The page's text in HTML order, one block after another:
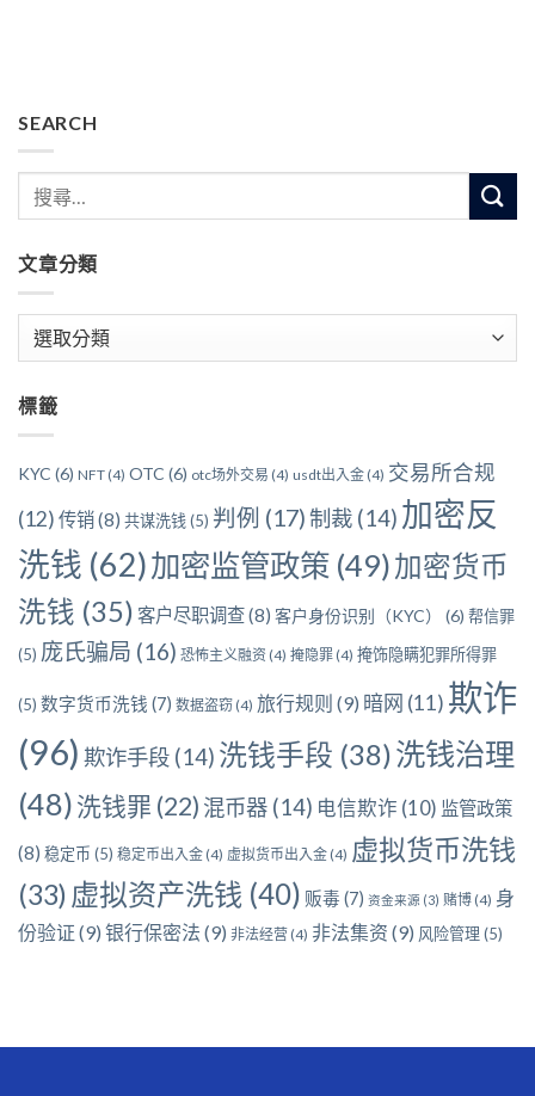
SEARCH
文章分類
類
標籤
KYC (6) NFT (4) OTC (6) otc场外交易 (4) usdt出入金 (4) 交易所合规
(12) 传销(8) 共谋洗钱(5) 判例 (17)制裁 (14) 加密反
洗钱 (62)加密监管政策 (49)加密货币
洗钱 (35) 客户尽职调查(8) 客户身份识别（KYC） (6) 帮信罪
(5) 庞氏骗局 (16) 恐怖主义融资 (4) 掩隐罪 (4) 掩饰隐瞒犯罪所得罪
(5) 数字货币洗钱 (7) 数据盗窃 (4) 旅行规则 (9) 暗网 (11) 欺诈
(96) 欺诈手段 (14) 洗钱手段 (38)洗钱治理
(48) 洗钱罪 (22) 混币器 (14) 电信欺诈 (10) 监管政策
(8) 稳定币 (5) 稳定币出入金 (4) 虚拟货币出入金 (4) 虚拟货币洗钱
(33) 虚拟资产洗钱 (40) 贩毒 (7) 资金来源 (3) 赌博 (4) 身
份验证 (9) 银行保密法 (9) 非法经营 (4) 非法集资 (9) 风险管理(5)